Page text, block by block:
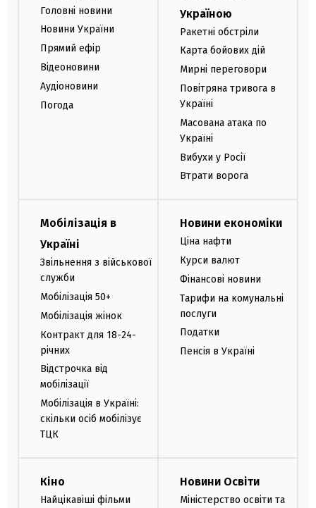
Головні новини
Новини України
Прямий ефір
Відеоновини
Аудіоновини
Погода
Україною
Ракетні обстріли
Карта бойових дій
Мирні переговори
Повітряна тривога в
Україні
Масована атака по
Україні
Вибухи у Росії
Втрати ворога
Мобілізація в
Україні
Звільнення з військової
служби
Мобілізація 50+
Мобілізація жінок
Контракт для 18-24-
річних
Відстрочка від
мобілізації
Мобілізація в Україні:
скільки осіб мобілізує
ТЦК
Новини економіки
Ціна нафти
Курси валют
Фінансові новини
Тарифи на комунальні
послуги
Податки
Пенсія в Україні
Кіно
Найцікавіші фільми
Новини Освіти
Міністерство освіти та